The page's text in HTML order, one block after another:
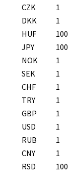
CZK
1
DKK
1
HUF
100
JPY
100
NOK
1
SEK
1
CHF
1
TRY
1
GBP
1
USD
1
RUB
1
CNY
1
RSD
100